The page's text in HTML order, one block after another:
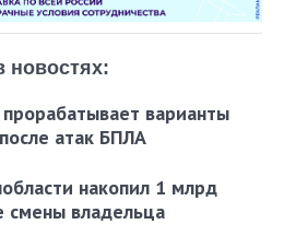
новостях:
варианты
атак БПЛА
накопил 1 млрд
смены владельца